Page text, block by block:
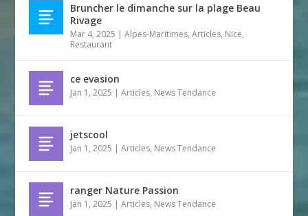
Bruncher le dimanche sur la plage Beau
Rivage
Mar 4, 2025 |Alpes-Maritimes,Articles, Nice,
Restaurant
ce evasion
Jan 1, 2025 |Articles, News Tendance
jetscool
Jan 1, 2025 |Articles, News Tendance
ranger Nature Passion
Jan 1, 2025 |Articles, News Tendance